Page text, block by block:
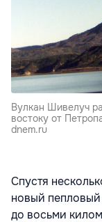
Вулкан Шивелуч
востоку от
dnem.ru
Спустя
новый
до восьми